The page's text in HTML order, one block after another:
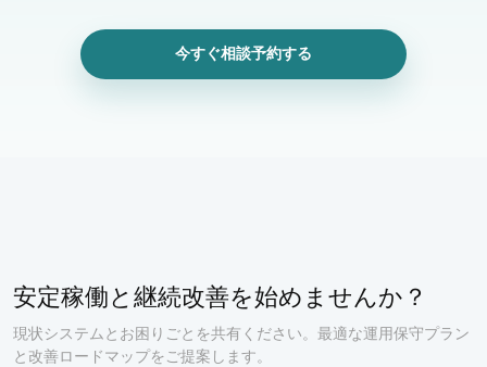
今すぐ相談予約する
安定稼働と継続改善を始めませんか？
現状システムとお困りごとを共有ください。最適な運用保守プラン
と改善ロードマップをご提案します。